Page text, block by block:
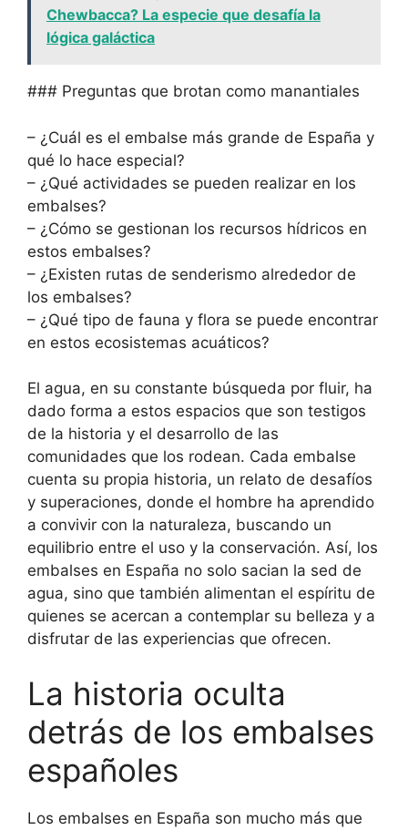
Chewbacca? La especie que desafía la
lógica galáctica
### Preguntas que brotan como manantiales
– ¿Cuál es el embalse más grande de España y
qué lo hace especial?
– ¿Qué actividades se pueden realizar en los
embalses?
– ¿Cómo se gestionan los recursos hídricos en
estos embalses?
– ¿Existen rutas de senderismo alrededor de
los embalses?
– ¿Qué tipo de fauna y flora se puede encontrar
en estos ecosistemas acuáticos?
El agua, en su constante búsqueda por fluir, ha
dado forma a estos espacios que son testigos
de la historia y el desarrollo de las
comunidades que los rodean. Cada embalse
cuenta su propia historia, un relato de desafíos
y superaciones, donde el hombre ha aprendido
a convivir con la naturaleza, buscando un
equilibrio entre el uso y la conservación. Así, los
embalses en España no solo sacian la sed de
agua, sino que también alimentan el espíritu de
quienes se acercan a contemplar su belleza y a
disfrutar de las experiencias que ofrecen.
La historia oculta
detrás de los embalses
españoles
Los embalses en España son mucho más que